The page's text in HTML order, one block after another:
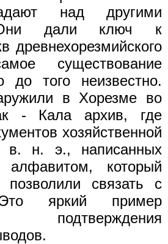
над другими
Они дали ключ к
древнехорезмийского
существование
до того неизвестно.
в Хорезме во
- Кала архив, где
хозяйственной
в. н. э., написанных
который
связать с
яркий пример
подтверждения